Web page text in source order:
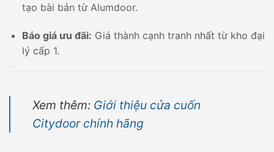
tạo bài bản từ Alumdoor.
Báo giá ưu đãi: Giá thành cạnh tranh nhất từ kho đại
lý cấp 1.
Xem thêm: Giới thiệu cửa cuốn
Citydoor chính hãng